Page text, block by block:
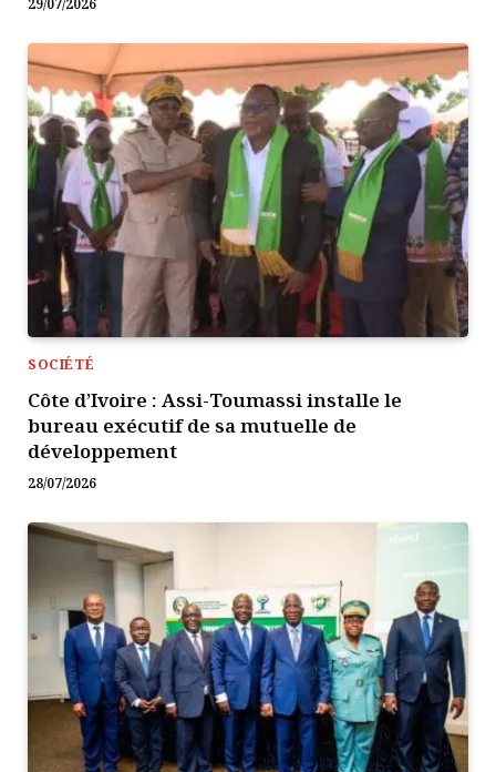
SOCIÉTÉ
Côte d’Ivoire : Assi-Toumassi installe le
bureau exécutif de sa mutuelle de
développement
28/07/2026